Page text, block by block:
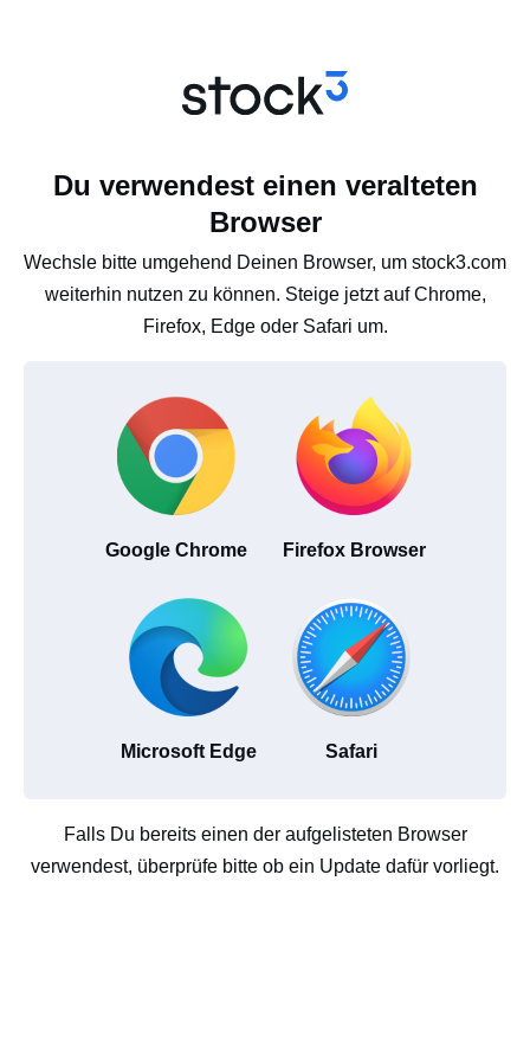
Du verwendest einen veralteten
Browser
Wechsle bitte umgehend Deinen Browser, um stock3.com
weiterhin nutzen zu können. Steige jetzt auf Chrome,
Firefox, Edge oder Safari um.
Google Chrome Firefox Browser
Microsoft Edge Safari
Falls Du bereits einen der aufgelisteten Browser
verwendest, überprüfe bitte ob ein Update dafür vorliegt.